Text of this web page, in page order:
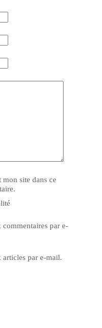
site dans ce
commentaires par e-
articles par e-mail.